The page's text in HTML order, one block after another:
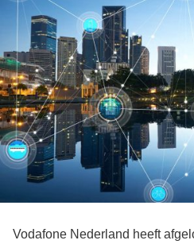
Vodafone Nederland heeft